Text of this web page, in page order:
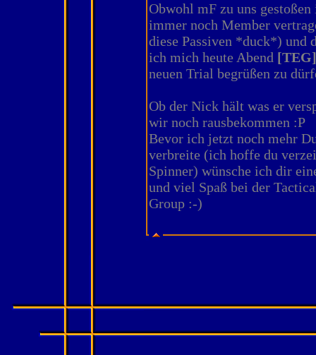
Obwohl mF zu uns
immer noch Member
diese Passiven *duck*) und
ich mich heute Abend
neuen Trial begrüßen zu
Ob der Nick hält was er
wir noch rausbekommen :P
Bevor ich jetzt noch mehr
verbreite (ich hoffe du
Spinner) wünsche ich dir
und viel Spaß bei der
Group :-)